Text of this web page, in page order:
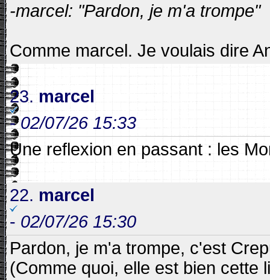
-marcel: "Pardon, je m'a trompe"
Comme marcel. Je voulais dire
23. marcel
-02/07/26 15:33
Une reflexion en passant : les
22. marcel
- 02/07/26 15:30
Pardon, je m'a trompe, c'est
(Comme quoi, elle est bien cette